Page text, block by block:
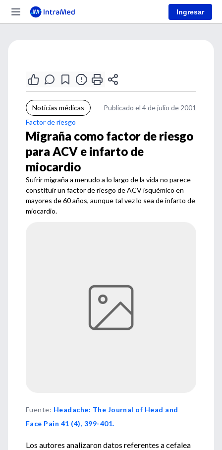
Ingresar
Noticias médicas
Publicado el 4 de julio de 2001
Factor de riesgo
Migraña como factor de riesgo
para ACV e infarto de
miocardio
Sufrir migraña a menudo a lo largo de la vida no parece
constituir un factor de riesgo de ACV isquémico en
mayores de 60 años, aunque tal vez lo sea de infarto de
miocardio.
Fuente: Headache: The Journal of Head and
Face Pain 41 (4), 399-401.
Los autores analizaron datos referentes a cefalea